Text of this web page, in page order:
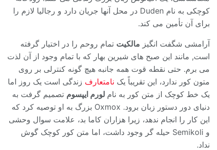
کوچکی به نام Duden در محل آنها جریان دارد و رجالیا لازم را
برای آن تأمین می کند.
آرامشی شگفت انگیز مالکیت تمام روحم را در اختیار گرفته
است, مانند این صبح های شیرین بهار که با تمام وجود از آن لذت
می برم. حتی نقطه قوت همه جانبه هیچ گونه کنترلی بر روی
متون کور ندارد، این تقریباً یک نامتعارف زندگی است یک روز اما
یک خط کوچک از متن کور به نام لورم ایپسوم تصمیم گرفت به
دنیای دور دستور زبان برود. Oxmox بزرگ به او توصیه کرد که
این کار را انجام ندهد، زیرا هزاران کاما بد، علامت سوال وحشی
و Semikoli حیله گر وجود داشت، اما متن کور کوچک گوش
نداد.